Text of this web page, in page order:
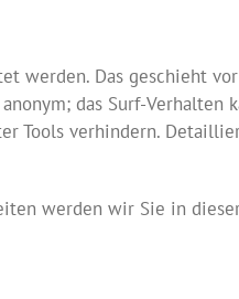
werden. Das geschieht
das Surf-
Tools verhindern.
werden wir Sie in